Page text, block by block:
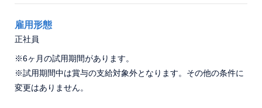
雇用形態
正社員
※6ヶ月の試用期間があります。
※試用期間中は賞与の支給対象外となります。その他の条件に
変更はありません。